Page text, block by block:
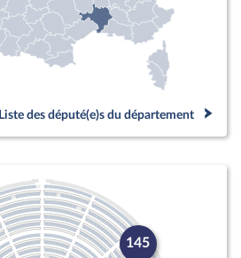
Liste des député(e)s du département
145